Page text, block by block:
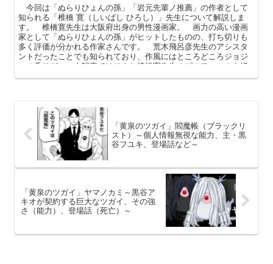
今回は「ぬらりひょんの孫」「岩元先輩ノ推薦」の作者として
知られる「椎橋 寛（しいばし ひろし）」先生について解説しま
す。 椎橋寛先生は大阪府出身の男性漫画家。 画力の高い漫画
家として「ぬらりひょんの孫」がヒットしたものの、打ち切りも
多く評価が分かれる作家さんです。 荒木飛呂彦先生のアシスタ
ントだったことでも知られており、作風にはところどころジョジ
ョの香りが。 本記事ではそんな椎橋寛先生のプロフィールや経
「黄泉のツガイ」閻魔帳（ブラックリ
スト）～個人情報無視な能力、主・黒
谷フユキ、登場話など～
「黄泉のツガイ」ヤマノカミ～黒谷ア
キオが契約する巨大なツガイ、その強
さ（能力）、登場話（死亡）～